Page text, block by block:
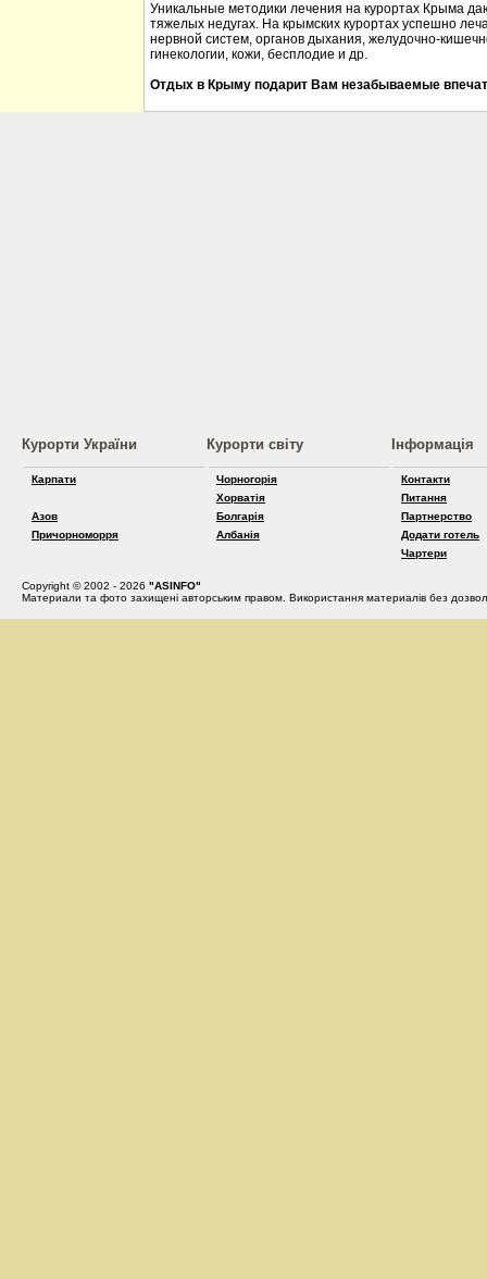
Уникальные методики лечения на курортах Крыма
тяжелых недугах. На крымских курортах успешно
нервной систем, органов дыхания, желудочно-
гинекологии, кожи, бесплодие и др.
Отдых в Крыму подарит Вам незабываемые
Курорти України
Карпати
Азов
Причорноморря
Курорти світу
Чорногорія
Хорватія
Болгарія
Албанія
Інформація
Контакти
Питання
Партнерство
Додати готель
Чартери
Copyright © 2002 - 2026 "ASINFO"
Материали та фото захищені авторським правом. Використання материалів без